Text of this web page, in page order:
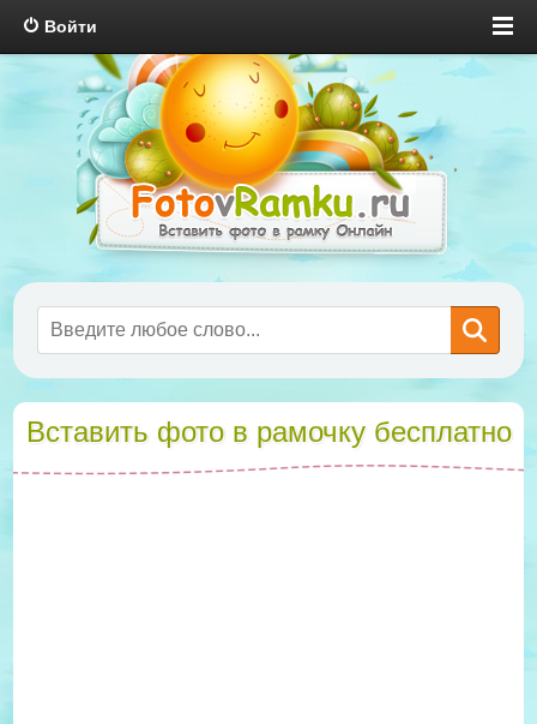
Войти
Вставить фото в рамочку бесплатно